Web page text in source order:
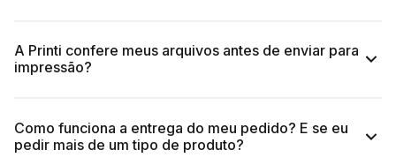
A Printi confere meus arquivos antes de enviar para
impressão?
Como funciona a entrega do meu pedido? E se eu
pedir mais de um tipo de produto?